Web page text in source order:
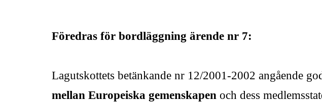
Föredras för bordläggning ärende nr 7:
Lagutskottets betänkande nr 12/2001-2002 angående
mellan Europeiska gemenskapen och dess